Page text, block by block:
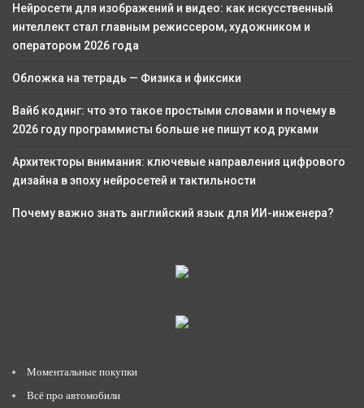
Нейросети для изображений и видео: как искусственный
интеллект стал главным режиссером, художником и
оператором 2026 года
Обложка на тетрадь — Физика и фиксики
Вайб кодинг: что это такое простыми словами и почему в
2026 году программисты больше не пишут код руками
Архитекторы внимания: ключевые направления цифрового
дизайна в эпоху нейросетей и тактильности
Почему важно знать английский язык для ИИ-инженера?
Моментальные покупки
Всё про автомобили